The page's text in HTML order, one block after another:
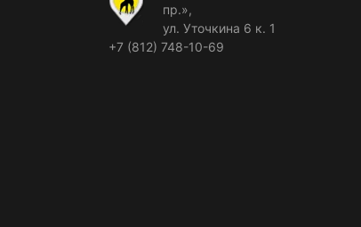
пр.»,
ул. Уточкина 6 к. 1
+7 (812) 748-10-69